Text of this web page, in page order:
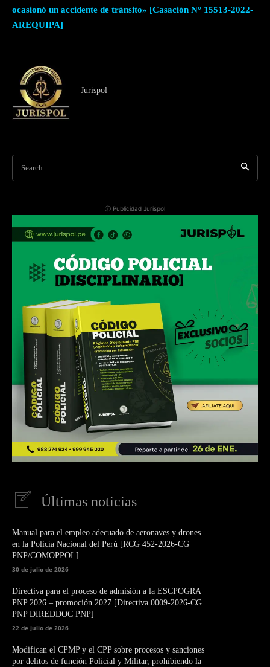
ocasionó un accidente de tránsito» [Casación N° 15513-2022-
AREQUIPA]
Jurispol
Search
ⓘ Publicidad Jurispol
Últimas noticias
Manual para el empleo adecuado de aeronaves y drones
en la Policía Nacional del Perú [RCG 452-2026-CG
PNP/COMOPPOL]
30 de julio de 2026
Directiva para el proceso de admisión a la ESCPOGRA
PNP 2026 – promoción 2027 [Directiva 0009-2026-CG
PNP DIREDDOC PNP]
22 de julio de 2026
Modifican el CPMP y el CPP sobre procesos y sanciones
por delitos de función Policial y Militar, prohibiendo la